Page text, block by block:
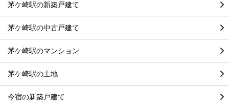
茅ケ崎駅の新築戸建て
茅ケ崎駅の中古戸建て
茅ケ崎駅のマンション
茅ケ崎駅の土地
今宿の新築戸建て